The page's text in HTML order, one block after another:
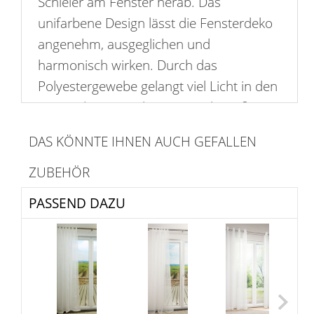
unifarbene Design lässt die Fensterdeko
angenehm, ausgeglichen und
harmonisch wirken. Durch das
Polyestergewebe gelangt viel Licht in den
Raum, dieser erscheint optisch größer,
Die großen, breiten Schlaufen haben
dieselbe Farbe wie der Stoff und dienen
nicht nur der Aufhängung an einer
Gardinenstange oder der Integration in
ein Schienensystem, sie sind auch ein
wesentliches Element der Gestaltung.
Gardinenstangen, Gardinenschienen und
Schlaufengleiter finden Sie unter
PASSEND DAZU
DAS KÖNNTE IHNEN AUCH GEFALLEN
ZUBEHÖR